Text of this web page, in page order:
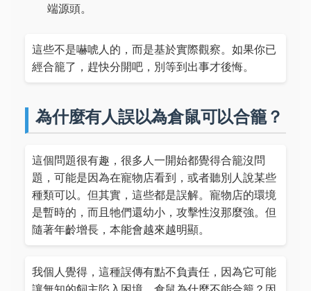
端源頭。
這些不是嚇唬人的，而是基於實際觀察。如果你已
經合籠了，趕快分開吧，別等到出事才後悔。
為什麼有人誤以為倉鼠可以合籠？
這個問題很有趣，很多人一開始都覺得合籠沒問
題，可能是因為在寵物店看到，或者聽別人說某些
種類可以。但其實，這些都是誤解。寵物店的環境
是暫時的，而且牠們還幼小，攻擊性沒那麼強。但
隨著年齡增長，本能會越來越明顯。
我個人覺得，這種誤傳有點不負責任，因為它可能